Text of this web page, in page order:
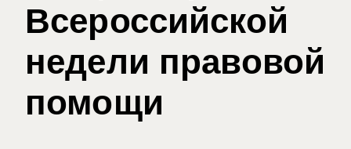
Всероссийской
недели правовой
помощи